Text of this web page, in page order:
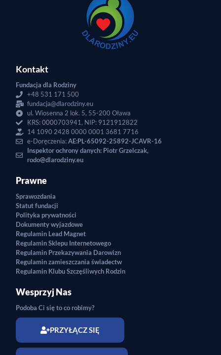
Kontakt
Fundacja dla Rodziny
+48 531 171 500
fundacja@dlarodziny.eu
ul. Wiosenna 2 lok. 5, 55-200 Oława
KRS: 0000703941, NIP: 9121912822
14 1090 2428 0000 0001 3681 7716
e-Doręczenia:AE:PL-65092-25892-JCAVR-16
Inspektor ochrony danych: Piotr Grzelczak,
rodo@dlarodziny.eu
Prawne
Sprawozdania
Statut fundacji
Polityka prywatności
Dokumenty wyjazdowe
Regulamin Lead Magnet
Regulamin Sklepu Internetowego
Regulamin Przekazywania Darowizn
Regulamin zamieszczania świadectw
Regulamin Klubu Szczęśliwych Rodzin
Wesprzyj Nas
Podoba Ci się to co robimy?
PRZYŁĄCZ SIĘ